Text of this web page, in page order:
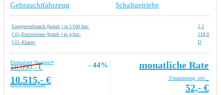
Gebrauchtfahrzeug
Schaltgetriebe
Energieverbrauch (komb.) in l/100 km:
5,2
CO₂-Emissionen (komb.) in g/km:
118,0
CO₂-Klasse:
D
Ehemaliger Neupreis*
18.690,- € - 44%
10.515,- €
MwSt ausweisbar
monatliche Rate
Finanzierung: mtl.
52,- €